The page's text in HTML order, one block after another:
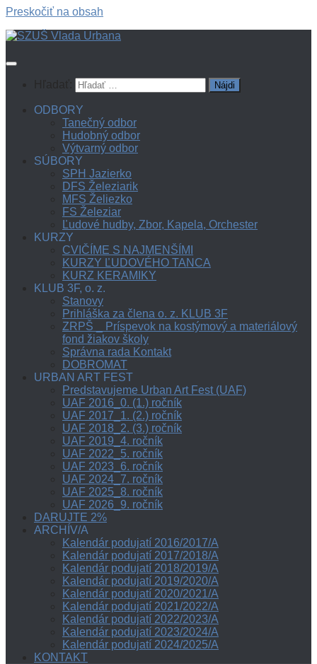
Preskočiť na obsah
ODBORY
Tanečný odbor
Hudobný odbor
Výtvarný odbor
SÚBORY
SPH Jazierko
DFS Železiarik
MFS Želiezko
FS Železiar
Ľudové hudby, Zbor, Kapela, Orchester
KURZY
CVIČÍME S NAJMENŠÍMI
KURZY ĽUDOVÉHO TANCA
KURZ KERAMIKY
KLUB 3F, o. z.
Stanovy
Prihláška za člena o. z. KLUB 3F
ZRPŠ _ Príspevok na kostýmový a materiálový
fond žiakov školy
Správna rada Kontakt
DOBROMAT
URBAN ART FEST
Predstavujeme Urban Art Fest (UAF)
UAF 2016_0. (1.) ročník
UAF 2017_1. (2.) ročník
UAF 2018_2. (3.) ročník
UAF 2019_4. ročník
UAF 2022_5. ročník
UAF 2023_6. ročník
UAF 2024_7. ročník
UAF 2025_8. ročník
UAF 2026_9. ročník
DARUJTE 2%
ARCHÍV/A
Kalendár podujatí 2016/2017/A
Kalendár podujatí 2017/2018/A
Kalendár podujatí 2018/2019/A
Kalendár podujatí 2019/2020/A
Kalendár podujatí 2020/2021/A
Kalendár podujatí 2021/2022/A
Kalendár podujatí 2022/2023/A
Kalendár podujatí 2023/2024/A
Kalendár podujatí 2024/2025/A
KONTAKT